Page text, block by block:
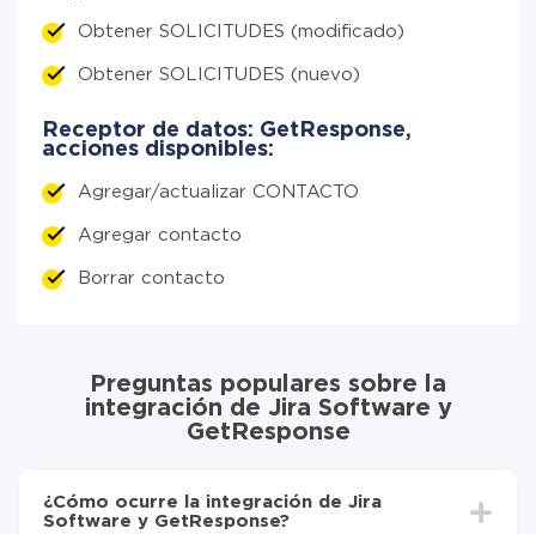
Obtener SOLICITUDES (modificado)
Obtener SOLICITUDES (nuevo)
Receptor de datos: GetResponse,
acciones disponibles:
Agregar/actualizar CONTACTO
Agregar contacto
Borrar contacto
Preguntas populares sobre la
integración de Jira Software y
GetResponse
¿Cómo ocurre la integración de Jira
Software y GetResponse?